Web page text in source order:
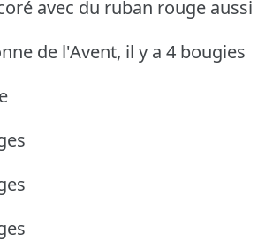
avec du ruban rouge aussi
de l'Avent, il y a 4 bougies